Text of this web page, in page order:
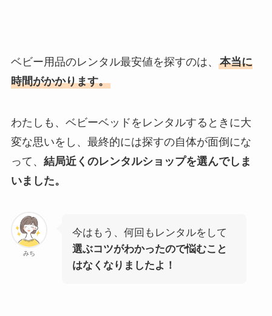
ベビー用品のレンタル最安値を探すのは、 本当に
時間がかかります。
わたしも、ベビーベッドをレンタルするときに大
変な思いをし、最終的には探すの自体が面倒にな
って、 結局近くのレンタルショップを選んでしま
いました。
みち
今はもう、何回もレンタルをして
選ぶコツがわかったので悩むこと
はなくなりましたよ！